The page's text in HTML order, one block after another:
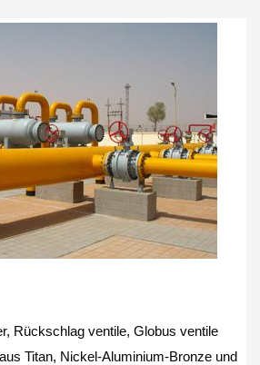
Rückschlag ventile, Globus ventile
Titan, Nickel-Aluminium-Bronze und